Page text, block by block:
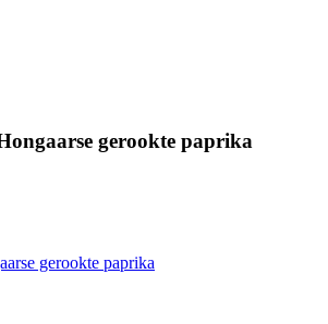
gerookte paprika
gerookte paprika